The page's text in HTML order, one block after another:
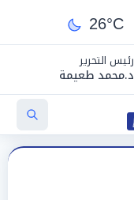
26°C
رئيس التحرير
د.محمد طعيمة